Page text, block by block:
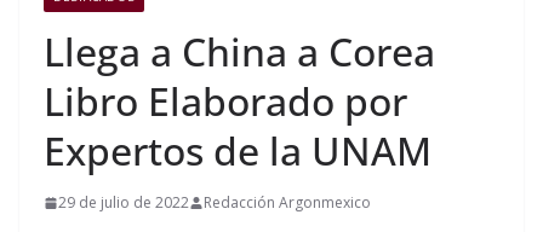
Llega a China a Corea
Libro Elaborado por
Expertos de la UNAM
29 de julio de 2022 Redacción Argonmexico